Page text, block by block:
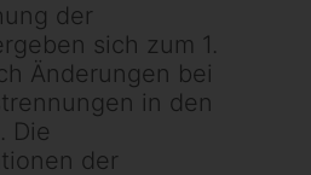
der
sich zum 1.
Änderungen bei
in den
Die
der